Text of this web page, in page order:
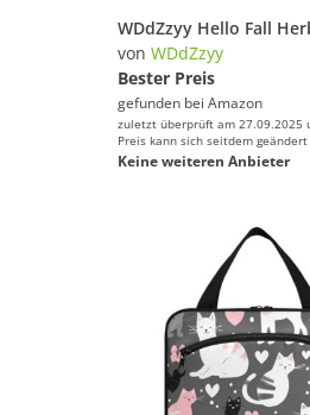
von WDdZzyy
Bester Preis
gefunden bei Amazon
zuletzt überprüft am 27.09.2025
Preis kann sich seitdem geändert
Keine weiteren Anbieter